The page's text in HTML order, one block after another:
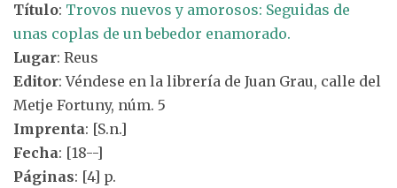
Título: Trovos nuevos y amorosos: Seguidas de
unas coplas de un bebedor enamorado.
Lugar: Reus
Editor: Véndese en la librería de Juan Grau, calle del
Metje Fortuny, núm. 5
Imprenta: [S.n.]
Fecha: [18--]
Páginas: [4] p.